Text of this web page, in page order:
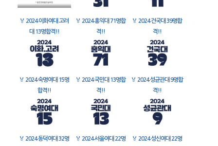
🏅 2024 이화여대 고려
대 13명합격!!
🏅 2024 홍익대 71명합
격!!
🏅 2024 건국대 39명합
격!!
🏅 2024 숙명여대 15명
합격!!
🏅 2024 국민대 13명합
격!!
🏅 2024 성균관대 9명합
격!!
🏅 2024 동덕여대 32명
🏅 2024 서울여대 22명
🏅 2024 성신여대 22명